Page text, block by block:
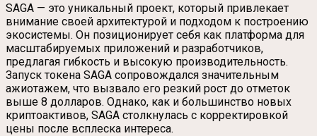
SAGA — это уникальный проект, который привлекает
внимание своей архитектурой и подходом к построению
экосистемы. Он позиционирует себя как платформа для
масштабируемых приложений и разработчиков,
предлагая гибкость и высокую производительность.
Запуск токена SAGA сопровождался значительным
ажиотажем, что вызвало его резкий рост до отметок
выше 8 долларов. Однако, как и большинство новых
криптоактивов, SAGA столкнулась с корректировкой
цены после всплеска интереса.